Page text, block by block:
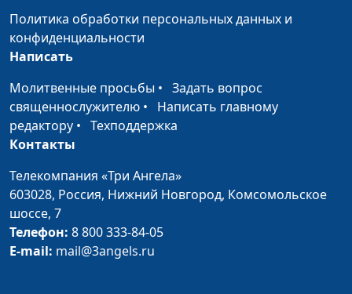
часть)
психолог
Поведение во время
часть)
психолог
Причины конфликтов
Когда мы конфликтуем?
Юлия Синицына,
#469
Восемь принципов
Политика обработки персональных данных и
конфиденциальности
Написать
Молитвенные просьбы • Задать вопрос
священнослужителю • Написать главному
редактору • Техподдержка
Контакты
Телекомпания «Три Ангела»
603028, Россия, Нижний Новгород, Комсомольское
шоссе, 7
Телефон: 8 800 333-84-05
E-mail: mail@3angels.ru